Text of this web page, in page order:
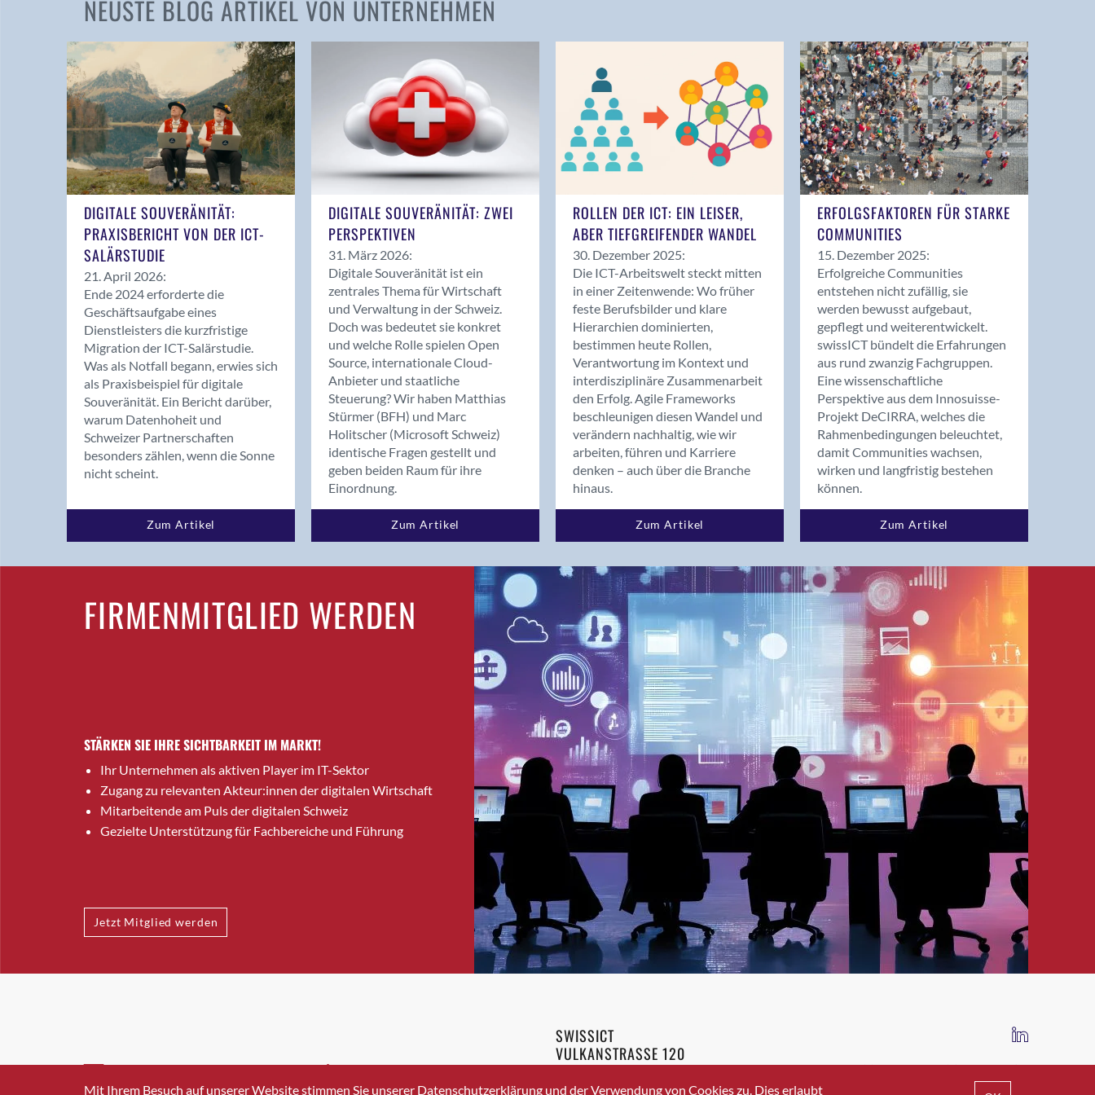
Andelfingen
Balsthal
Balzers
Bassersdorf
Benken (SG)
Bergdietikon
Bern - Liebefeld
Birsfelden
Bolligen
Bonaduz
Bonstetten
Bottighofen
Bremgarten bei Bern
Brig-Glis
Bronschhofen
Brugg
Brugg AG
Burgdorf
Bäretswil
Bülach
Cazis
Crissier
Davos Platz
NEUSTE BLOG ARTIKEL VON UNTERNEHMEN
DIGITALE SOUVERÄNITÄT:
PRAXISBERICHT VON DER ICT-
SALÄRSTUDIE
21. April 2026:
Ende 2024 erforderte die
Geschäftsaufgabe eines
Dienstleisters die kurzfristige
Migration der ICT-Salärstudie.
Was als Notfall begann, erwies sich
als Praxisbeispiel für digitale
Souveränität. Ein Bericht darüber,
warum Datenhoheit und
Schweizer Partnerschaften
besonders zählen, wenn die Sonne
nicht scheint.
Zum Artikel
DIGITALE SOUVERÄNITÄT: ZWEI
PERSPEKTIVEN
31. März 2026:
Digitale Souveränität ist ein
zentrales Thema für Wirtschaft
und Verwaltung in der Schweiz.
Doch was bedeutet sie konkret
und welche Rolle spielen Open
Source, internationale Cloud-
Anbieter und staatliche
Steuerung? Wir haben Matthias
Stürmer (BFH) und Marc
Holitscher (Microsoft Schweiz)
identische Fragen gestellt und
geben beiden Raum für ihre
Einordnung.
Zum Artikel
ROLLEN DER ICT: EIN LEISER,
ABER TIEFGREIFENDER WANDEL
30. Dezember 2025:
Die ICT-Arbeitswelt steckt mitten
in einer Zeitenwende: Wo früher
feste Berufsbilder und klare
Hierarchien dominierten,
bestimmen heute Rollen,
Verantwortung im Kontext und
interdisziplinäre Zusammenarbeit
den Erfolg. Agile Frameworks
beschleunigen diesen Wandel und
verändern nachhaltig, wie wir
arbeiten, führen und Karriere
denken – auch über die Branche
hinaus.
Zum Artikel
ERFOLGSFAKTOREN FÜR STARKE
COMMUNITIES
15. Dezember 2025:
Erfolgreiche Communities
entstehen nicht zufällig, sie
werden bewusst aufgebaut,
gepflegt und weiterentwickelt.
swissICT bündelt die Erfahrungen
aus rund zwanzig Fachgruppen.
Eine wissenschaftliche
Perspektive aus dem Innosuisse-
Projekt DeCIRRA, welches die
Rahmenbedingungen beleuchtet,
damit Communities wachsen,
wirken und langfristig bestehen
können.
Zum Artikel
FIRMENMITGLIED WERDEN
STÄRKEN SIE IHRE SICHTBARKEIT IM MARKT!
Ihr Unternehmen als aktiven Player im IT-Sektor
Zugang zu relevanten Akteur:innen der digitalen Wirtschaft
Mitarbeitende am Puls der digitalen Schweiz
Gezielte Unterstützung für Fachbereiche und Führung
Jetzt Mitglied werden
INFO@SWISSICT.CH +41 43 336 40 20
SWISSICT
VULKANSTRASSE 120
8048 ZURICH
IMPRESSUM DATENSCHUTZ AGB
Mit Ihrem Besuch auf unserer Website stimmen Sie unserer Datenschutzerklärung und der Verwendung von Cookies zu. Dies erlaubt